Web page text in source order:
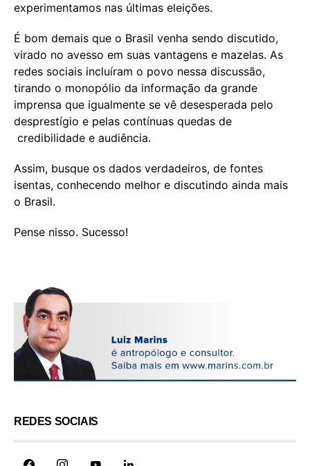
experimentamos nas últimas eleições.
É bom demais que o Brasil venha sendo discutido,
virado no avesso em suas vantagens e mazelas. As
redes sociais incluíram o povo nessa discussão,
tirando o monopólio da informação da grande
imprensa que igualmente se vê desesperada pelo
desprestígio e pelas contínuas quedas de
credibilidade e audiência.
Assim, busque os dados verdadeiros, de fontes
isentas, conhecendo melhor e discutindo ainda mais
o Brasil.
Pense nisso. Sucesso!
REDES SOCIAIS